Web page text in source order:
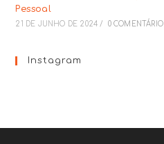
Pessoal
21 DE JUNHO DE 2024 / 0 COMENTÁRIO
Instagram